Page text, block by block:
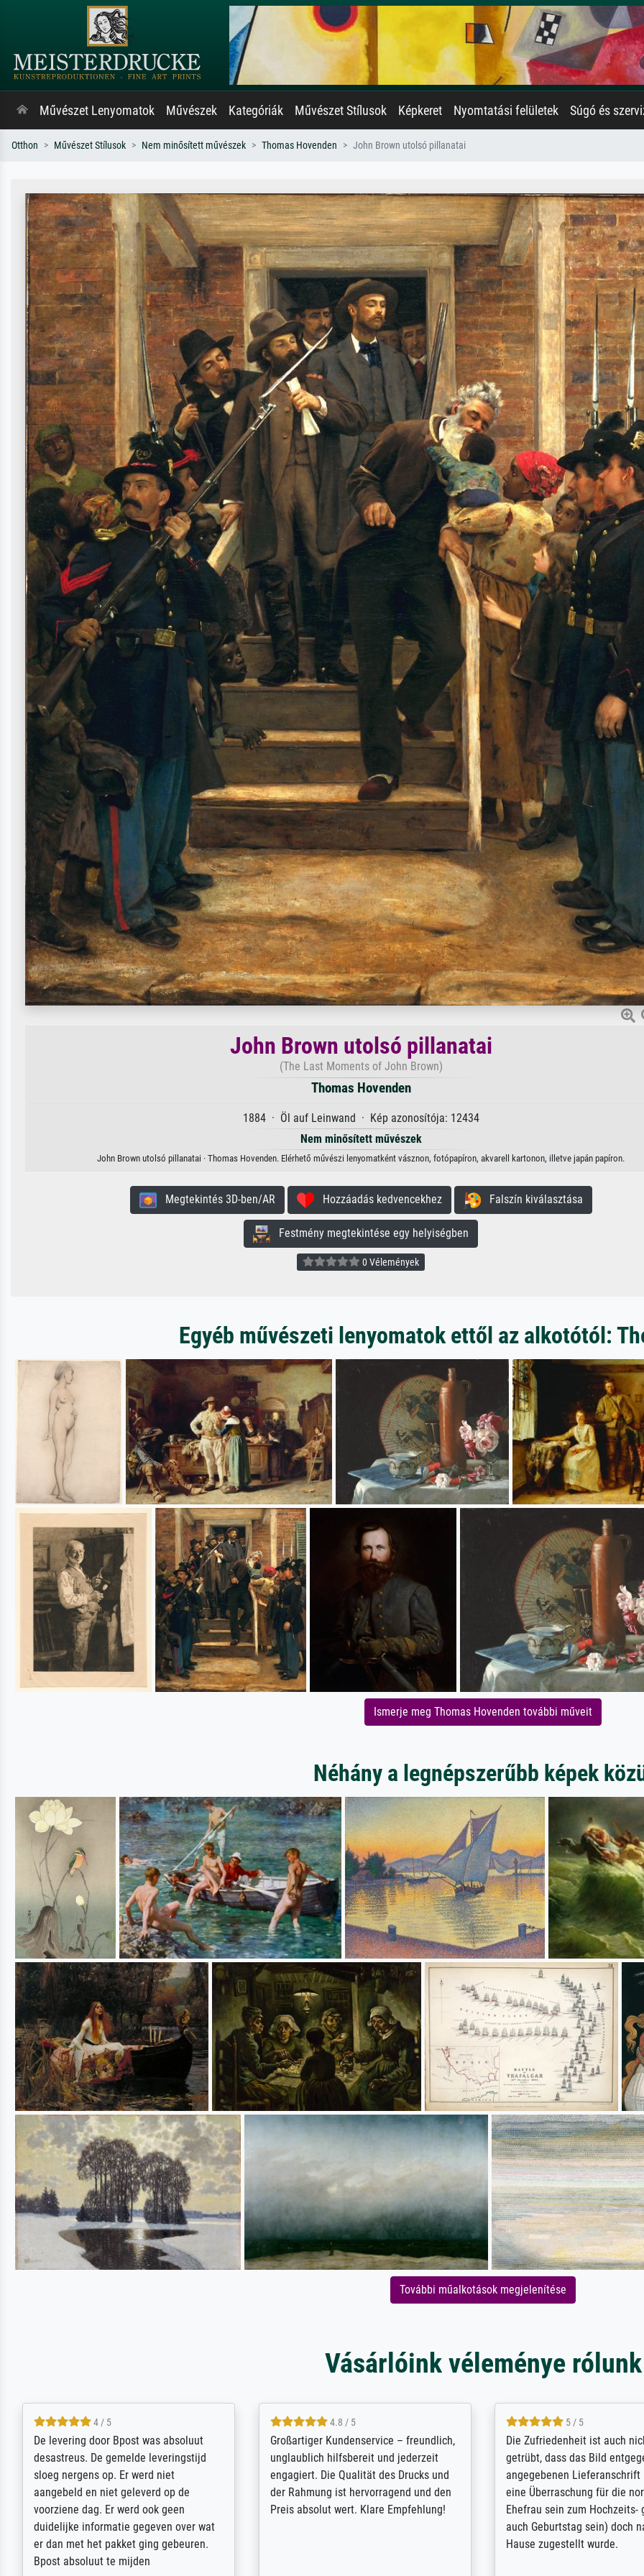
Művészet Lenyomatok Művészek Kategóriák Művészet Stílusok Képkeret Nyomtatási felületek Súgó és
Otthon Művészet Stílusok Nem minősített művészek Thomas Hovenden John Brown utolsó pillanatai
John Brown utolsó pillanatai
(The Last Moments of John Brown)
Thomas Hovenden
1884 · Öl auf Leinwand · Kép azonosítója: 12434
Nem minősített művészek
John Brown utolsó pillanatai · Thomas Hovenden. Elérhető művészi lenyomatként vásznon, fotópapíron, akvarell kartonon, illetve japán papíron.
Megtekintés 3D-ben/AR Hozzáadás kedvencekhez Falszín kiválasztása
Festmény megtekintése egy helyiségben
0 Vélemények
Egyéb művészeti lenyomatok ettől az alkotótól:
Ismerje meg Thomas Hovenden további műveit
Néhány a legnépszerűbb képek
További műalkotások megjelenítése
Vásárlóink véleménye rólunk
5 / 5
Sehr gute Qualität des Leinwanddrucks
und des Rahmens! Unser Bild wurde
sehr sorgfältig und sicher verpackt, so
dass es unbeschadet bei uns ankam. Es
wird nicht unser letzter Meisterdruck
sein. Vielen Dank!
5 / 5
Für ein Erinnerungsbuch mit der
Feldpost meines Großvaters aus dem 1.
Weltkrieg benötigte ich ein
ausdrucksvolles Bild. Das habe ich bei
Ihnen gefunden. Bei der Auswahl der
4.8 / 5
Hervorragende Qualität.
vieles anpassen lassen, wie
Randentfernung, Farbe,
Kontrast und Weiteres. Sehr
Kontaktperson per Mail. Das
Kunstdruck) wurde sehr gut
sehr starke Papprolle mit